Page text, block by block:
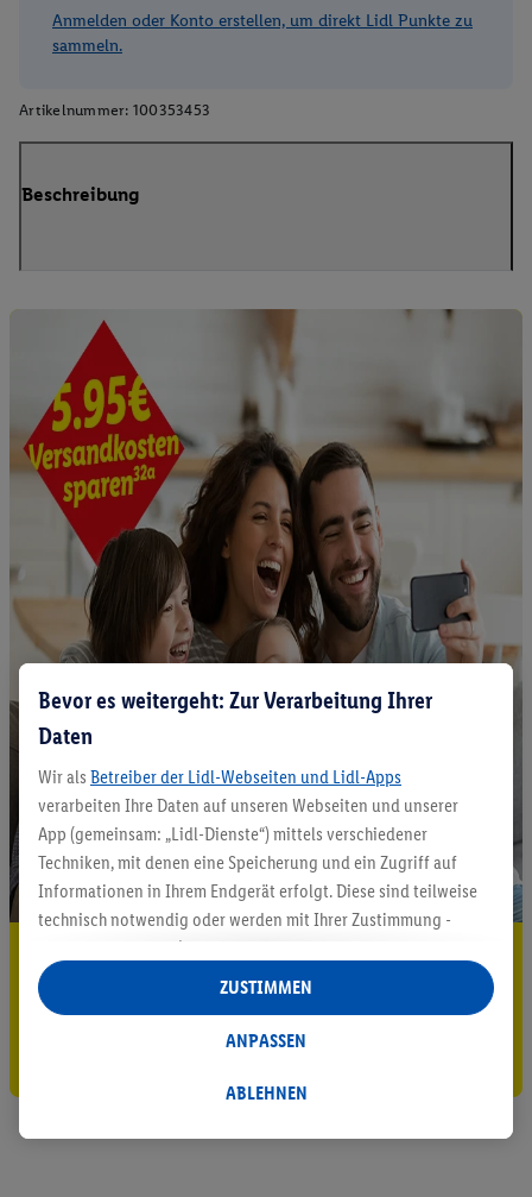
Anmelden oder Konto erstellen, um direkt Lidl Punkte zu
sammeln.
Artikelnummer: 100353453
Beschreibung
5.95 € Versand sparen³²ᵃ
Jetzt zum Newsletter anmelden
Gutschein sichern!
Bevor es weitergeht: Zur Verarbeitung Ihrer
Daten
Wir als Betreiber der Lidl-Webseiten und Lidl-Apps
verarbeiten Ihre Daten auf unseren Webseiten und unserer
App (gemeinsam: „Lidl-Dienste“) mittels verschiedener
Techniken, mit denen eine Speicherung und ein Zugriff auf
Informationen in Ihrem Endgerät erfolgt. Diese sind teilweise
technisch notwendig oder werden mit Ihrer Zustimmung -
auch durch Partner (u.a.
Verantwortliche; im Zusammenhang mit dem IAB TCF
insgesamt
Statistik-Erstellung oder für personalisierte Werbung
Datenverarbeitungen für personalisierte Werbung werden
ABLEHNEN
ANPASSEN
ZUSTIMMEN